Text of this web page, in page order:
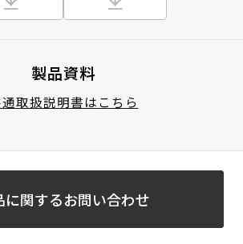
製品資料
取扱説明書はこちら
に関するお問い合わせ